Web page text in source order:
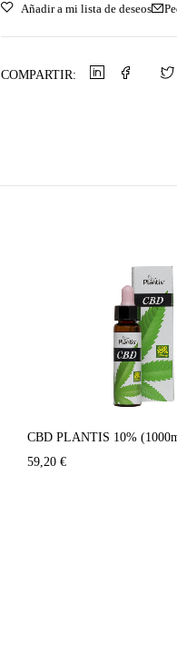
COMPARTIR:
CBD PLANTIS 10%
59,20€